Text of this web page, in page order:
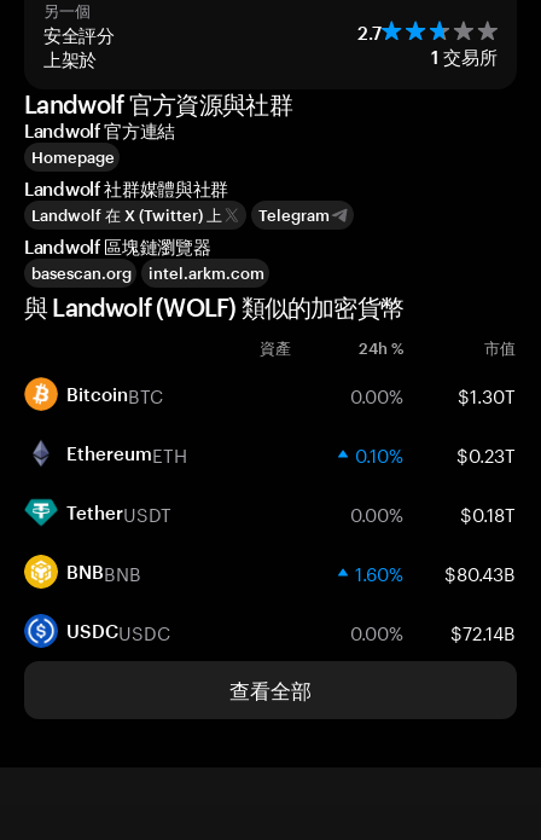
另一個
安全評分 2.7
上架於 1 交易所
Landwolf 官方資源與社群
Landwolf 官方連結
Homepage
Landwolf 社群媒體與社群
Landwolf 在 X (Twitter) 上 Telegram
Landwolf 區塊鏈瀏覽器
basescan.org intel.arkm.com
與 Landwolf (WOLF) 類似的加密貨幣
資產 24h % 市值
BitcoinBTC 0.00% $1.30T
EthereumETH 0.10% $0.23T
TetherUSDT 0.00% $0.18T
BNBBNB 1.60% $80.43B
USDCUSDC 0.00% $72.14B
查看全部